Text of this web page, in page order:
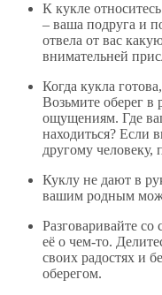
К кукле
– ваша подруга и
отвела от вас
внимательней
Когда кукла
Возьмите оберег в
ощущениям. Где
находиться? Если
другому человеку,
Куклу не дают в
вашим родным
Разговаривайте со
её о чем-то.
своих радостях и
оберегом.